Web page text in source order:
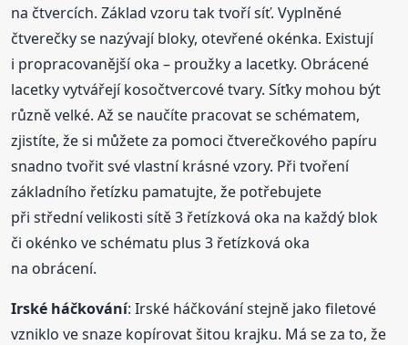
na čtvercích. Základ vzoru tak tvoří síť. Vyplněné
čtverečky se nazývají bloky, otevřené okénka. Existují
i propracovanější oka – proužky a lacetky. Obrácené
lacetky vytvářejí kosočtvercové tvary. Síťky mohou být
různě velké. Až se naučíte pracovat se schématem,
zjistíte, že si můžete za pomoci čtverečkového papíru
snadno tvořit své vlastní krásné vzory. Při tvoření
základního řetízku pamatujte, že potřebujete
při střední velikosti sítě 3 řetízková oka na každý blok
či okénko ve schématu plus 3 řetízková oka
na obrácení.
Irské háčkování: Irské háčkování stejně jako filetové
vzniklo ve snaze kopírovat šitou krajku. Má se za to, že